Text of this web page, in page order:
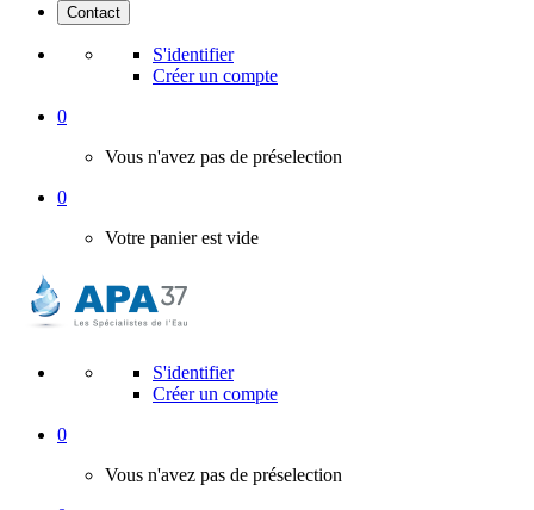
Contact
S'identifier
Créer un compte
0
Vous n'avez pas de préselection
0
Votre panier est vide
S'identifier
Créer un compte
0
Vous n'avez pas de préselection